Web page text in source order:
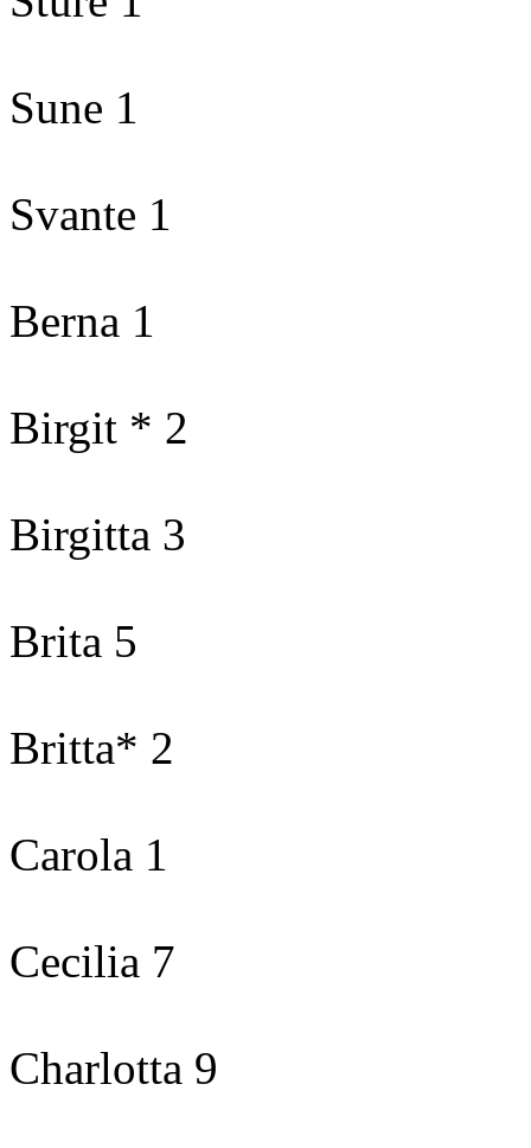
Sune 1
Svante 1
Berna 1
Birgit * 2
Birgitta 3
Brita 5
Britta* 2
Carola 1
Cecilia 7
Charlotta 9